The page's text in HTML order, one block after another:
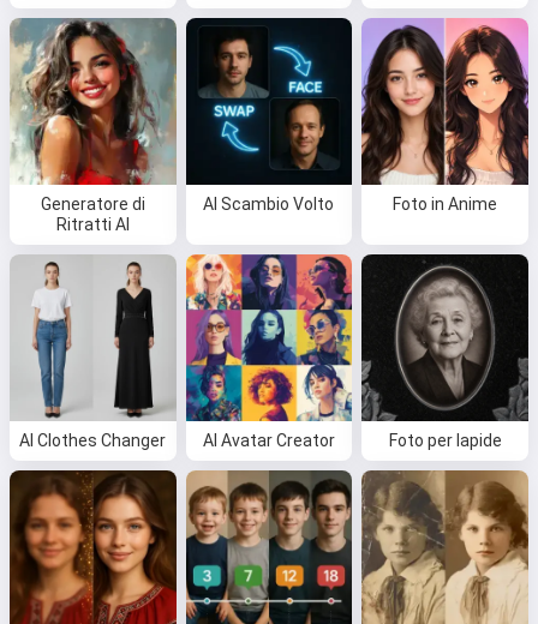
Generatore di
Ritratti AI
AI Scambio Volto Foto in Anime
AI Clothes Changer AI Avatar Creator Foto per lapide